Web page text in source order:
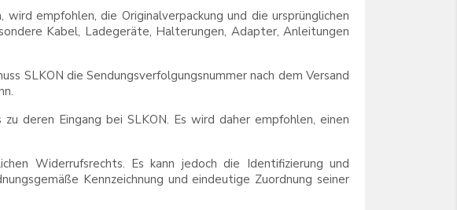
empfohlen, die Originalverpackung und die ursprünglichen
Kabel, Ladegeräte, Halterungen, Adapter, Anleitungen
SLKON die Sendungsverfolgungsnummer nach dem Versand
deren Eingang bei SLKON. Es wird daher empfohlen, einen
Widerrufsrechts. Es kann jedoch die Identifizierung und
Kennzeichnung und eindeutige Zuordnung seiner